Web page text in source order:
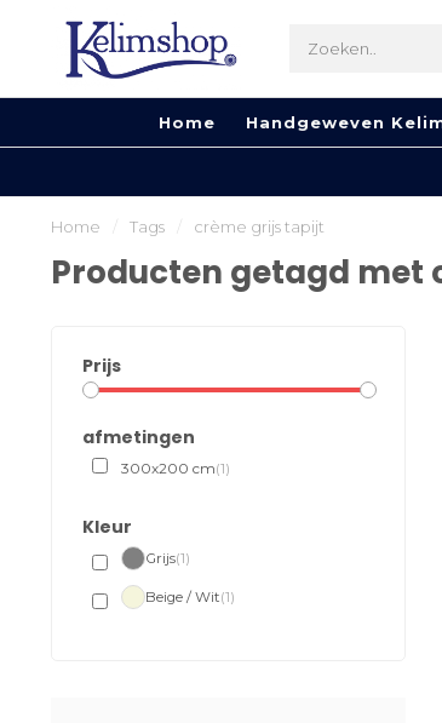
Home Handgeweven
Home Tags crème grijs tapijt
Producten getagd met
Prijs
afmetingen
300x200 cm(1)
Kleur
Grijs(1)
Beige / Wit(1)